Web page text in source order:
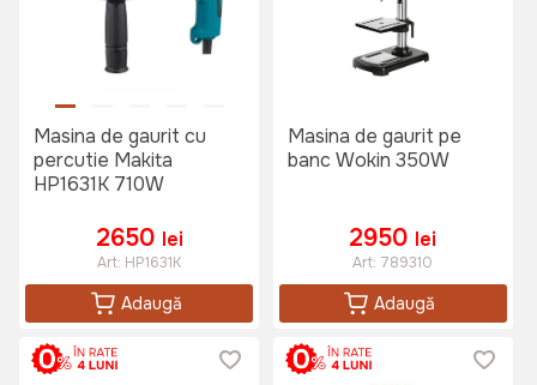
Masina de gaurit cu
percutie Makita
HP1631K 710W
2650 lei
Art: HP1631K
Adaugă
Masina de gaurit pe
banc Wokin 350W
2950 lei
Art: 789310
Adaugă